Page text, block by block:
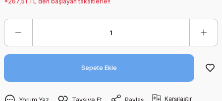
Sepete Ekle
Yorum Yaz Tavsiye Et Paylaş Karşılaştır